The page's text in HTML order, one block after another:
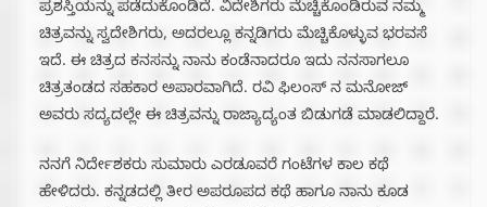
ಪ್ರಶಸ್ತಿಯನ್ನು ಪಡೆದುಕೊಂಡಿದೆ. ವಿದೇಶಿಗರು ಮೆಚ್ಚಿಕೊಂಡಿರುವ ನಮ್ಮ
ಚಿತ್ರವನ್ನು ಸ್ವದೇಶಿಗರು, ಅದರಲ್ಲೂ ಕನ್ನಡಿಗರು ಮೆಚ್ಚಿಕೊಳ್ಳುವ ಭರವಸೆ
ಇದೆ. ಈ ಚಿತ್ರದ ಕನಸನ್ನು ನಾನು ಕಂಡೆನಾದರೂ ಇದು ನನಸಾಗಲೂ‌
ಚಿತ್ರತಂಡದ ಸಹಕಾರ ಅಪಾರವಾಗಿದೆ. ರವಿ ಫಿಲಂಸ್ ನ ಮನೋಜ್
ಅವರು ಸದ್ಯದಲ್ಲೇ ಈ ಚಿತ್ರವನ್ನು ರಾಜ್ಯಾದ್ಯಂತ ಬಿಡುಗಡೆ ಮಾಡಲಿದ್ದಾರೆ.
ನನಗೆ ನಿರ್ದೇಶಕರು ಸುಮಾರು ಎರಡೂವರೆ ಗಂಟೆಗಳ ಕಾಲ ಕಥೆ
ಹೇಳಿದರು. ಕನ್ನಡದಲ್ಲಿ ತೀರ ಅಪರೂಪದ ಕಥೆ ಹಾಗೂ ನಾನು ಕೂಡ